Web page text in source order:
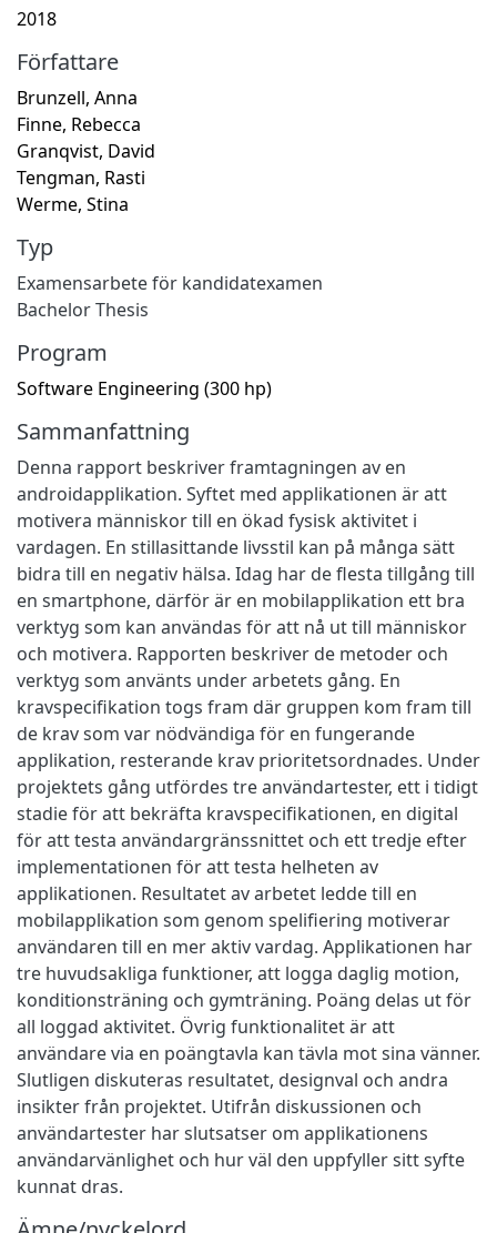
2018
Författare
Brunzell, Anna
Finne, Rebecca
Granqvist, David
Tengman, Rasti
Werme, Stina
Typ
Examensarbete för kandidatexamen
Bachelor Thesis
Program
Software Engineering (300 hp)
Sammanfattning
Denna rapport beskriver framtagningen av en
androidapplikation. Syftet med applikationen är att
motivera människor till en ökad fysisk aktivitet i
vardagen. En stillasittande livsstil kan på många sätt
bidra till en negativ hälsa. Idag har de flesta tillgång till
en smartphone, därför är en mobilapplikation ett bra
verktyg som kan användas för att nå ut till människor
och motivera. Rapporten beskriver de metoder och
verktyg som använts under arbetets gång. En
kravspecifikation togs fram där gruppen kom fram till
de krav som var nödvändiga för en fungerande
applikation, resterande krav prioritetsordnades. Under
projektets gång utfördes tre användartester, ett i tidigt
stadie för att bekräfta kravspecifikationen, en digital
för att testa användargränssnittet och ett tredje efter
implementationen för att testa helheten av
applikationen. Resultatet av arbetet ledde till en
mobilapplikation som genom spelifiering motiverar
användaren till en mer aktiv vardag. Applikationen har
tre huvudsakliga funktioner, att logga daglig motion,
konditionsträning och gymträning. Poäng delas ut för
all loggad aktivitet. Övrig funktionalitet är att
användare via en poängtavla kan tävla mot sina vänner.
Slutligen diskuteras resultatet, designval och andra
insikter från projektet. Utifrån diskussionen och
användartester har slutsatser om applikationens
användarvänlighet och hur väl den uppfyller sitt syfte
kunnat dras.